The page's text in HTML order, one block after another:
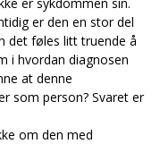
er den en stor del
det føles litt truende å
i hvordan diagnosen
at denne
som person? Svaret er
om den med